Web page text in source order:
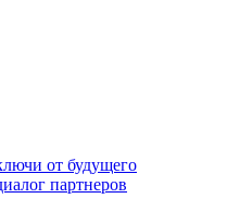
от будущего
партнеров